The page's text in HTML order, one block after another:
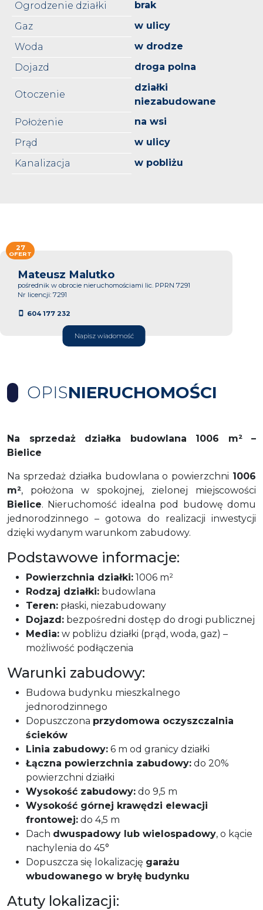
Ogrodzenie działki
brak
Gaz
w ulicy
Woda
w drodze
Dojazd
droga polna
Otoczenie
działki
niezabudowane
Położenie
na wsi
Prąd
w ulicy
Kanalizacja
w pobliżu
Mateusz Malutko
pośrednik w obrocie nieruchomościami lic. PPRN 7291
Nr licencji: 7291
604 177 232
Napisz wiadomość
27
OFERT
OPISNIERUCHOMOŚCI
Na sprzedaż działka budowlana 1006 m² –
Bielice
Na sprzedaż działka budowlana o powierzchni 1006
m², położona w spokojnej, zielonej miejscowości
Bielice. Nieruchomość idealna pod budowę domu
jednorodzinnego – gotowa do realizacji inwestycji
dzięki wydanym warunkom zabudowy.
Podstawowe informacje:
Powierzchnia działki: 1006 m²
Rodzaj działki: budowlana
Teren: płaski, niezabudowany
Dojazd: bezpośredni dostęp do drogi publicznej
Media: w pobliżu działki (prąd, woda, gaz) –
możliwość podłączenia
Warunki zabudowy:
Budowa budynku mieszkalnego
jednorodzinnego
Dopuszczona przydomowa oczyszczalnia
ścieków
Linia zabudowy: 6 m od granicy działki
Łączna powierzchnia zabudowy: do 20%
powierzchni działki
Wysokość zabudowy: do 9,5 m
Wysokość górnej krawędzi elewacji
frontowej: do 4,5 m
Dach dwuspadowy lub wielospadowy, o kącie
nachylenia do 45°
Dopuszcza się lokalizację garażu
wbudowanego w bryłę budynku
Atuty lokalizacji: